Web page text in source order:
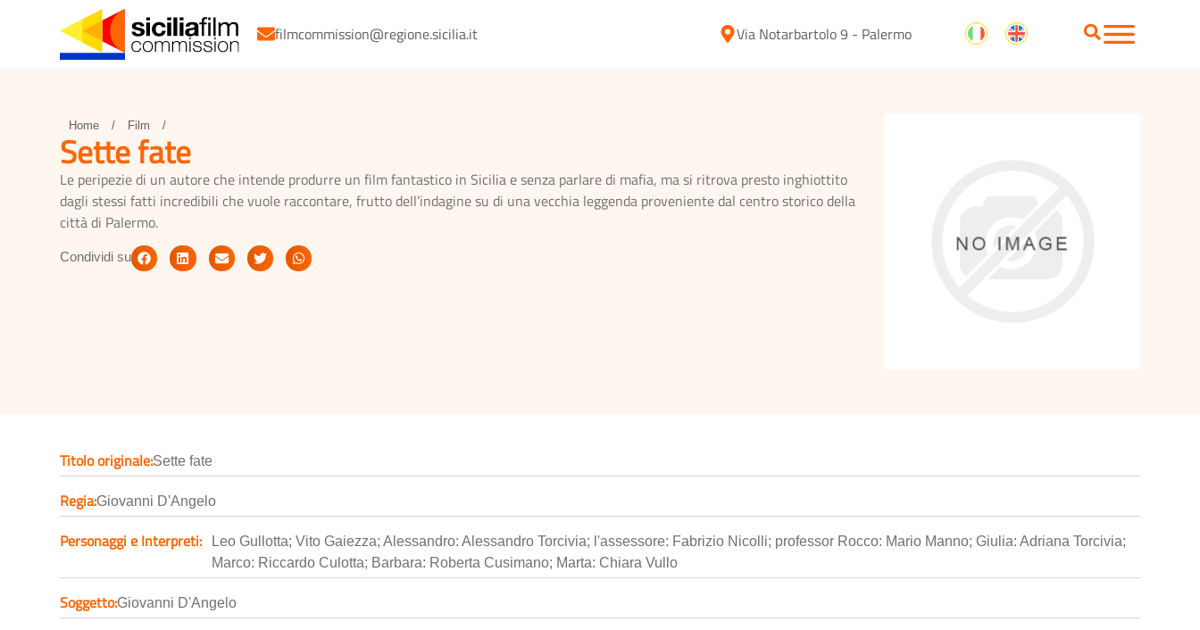
filmcommission@regione.sicilia.it Via Notarbartolo 9 - Palermo
Home / Film /
Sette fate
Le peripezie di un autore che intende produrre un film fantastico in Sicilia e senza parlare di mafia, ma si ritrova presto inghiottito
dagli stessi fatti incredibili che vuole raccontare, frutto dell’indagine su di una vecchia leggenda proveniente dal centro storico della
città di Palermo.
Condividi su
Titolo originale:Sette fate
Regia:Giovanni D'Angelo
Personaggi e Interpreti:
Leo Gullotta; Vito Gaiezza; Alessandro: Alessandro Torcivia; l'assessore: Fabrizio Nicolli; professor Rocco: Mario Manno; Giulia: Adriana Torcivia;
Marco: Riccardo Culotta; Barbara: Roberta Cusimano; Marta: Chiara Vullo
Soggetto:Giovanni D'Angelo